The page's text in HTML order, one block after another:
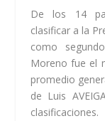
De los 14
clasificar a la
como
Moreno fue el
promedio
de Luis